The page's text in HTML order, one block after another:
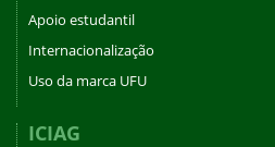
Apoio estudantil
Internacionalização
Uso da marca UFU
ICIAG